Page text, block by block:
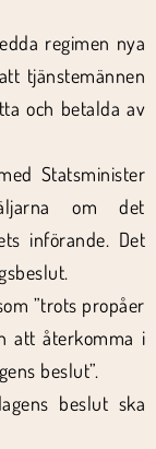
regimen nya
tjänstemännen
och betalda av
Statsminister
om det
införande. Det
”trots propåer
att återkomma i
beslut”.
beslut ska